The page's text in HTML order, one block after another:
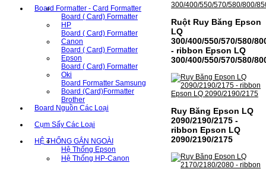
Board Formatter - Card Formatter
Board ( Card) Formatter
HP
Board ( Card) Formatter
Canon
Board ( Card) Formatter
Epson
Board ( Card) Formatter
Oki
Board Formatter Samsung
Board (Card)Formatter
Brother
Board Nguồn Các Loại
Cụm Sấy Các Loại
HỆ THỐNG GẮN NGOÀI
Hệ Thống Epson
Hệ Thống HP-Canon
Ruột Ruy Băng Epson
LQ
300/400/550/570/580/
- ribbon Epson LQ
300/400/550/570/580/
Ruy Băng Epson LQ
2090/2190/2175 -
ribbon Epson LQ
2090/2190/2175